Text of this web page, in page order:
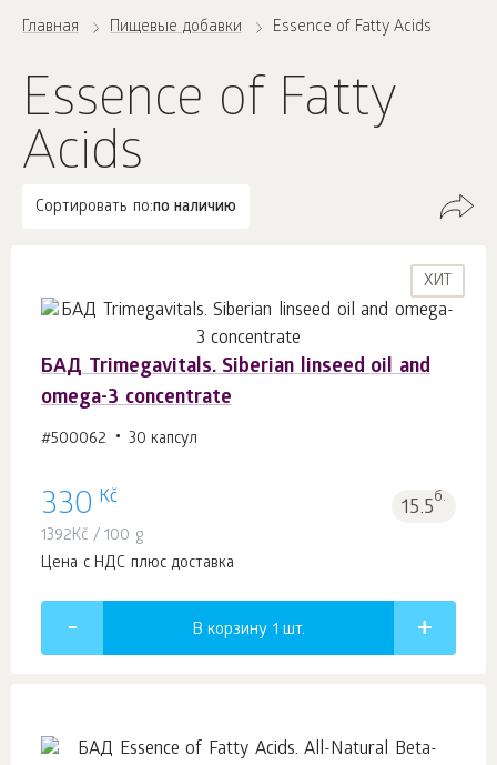
Главная Пищевые добавки Essence of Fatty Acids
Essence of Fatty
Acids
Сортировать по:по наличию
ХИТ
БАД Trimegavitals. Siberian linseed oil and
omega-3 concentrate
#500062 30 капсул
330 Kč 15.5б.
1392Kč / 100 g
Цена с НДС плюс доставка
В корзину 1 шт.